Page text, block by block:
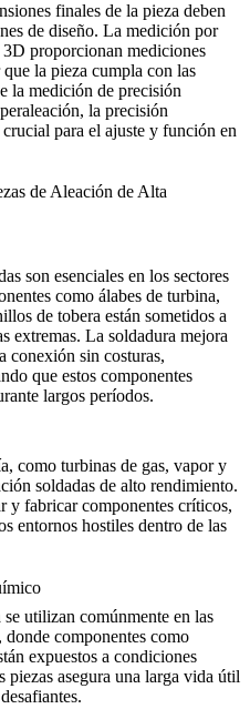
finales de la pieza deben
de diseño. La medición por
proporcionan mediciones
la pieza cumpla con las
la medición de precisión
la precisión
para el ajuste y función en
de Aleación de Alta
son esenciales en los sectores
como álabes de turbina,
de tobera están sometidos a
extremas. La soldadura mejora
conexión sin costuras,
que estos componentes
largos períodos.
como turbinas de gas, vapor y
soldadas de alto rendimiento.
y fabricar componentes críticos,
entornos hostiles dentro de las
utilizan comúnmente en las
componentes como
expuestos a condiciones
piezas asegura una larga vida útil